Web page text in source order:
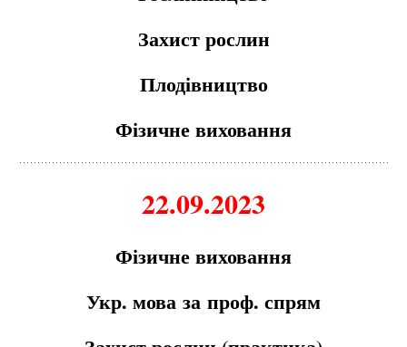
Захист рослин
Плодівництво
Фізичне виховання
22.09.2023
Фізичне виховання
Укр. мова за проф. спрям